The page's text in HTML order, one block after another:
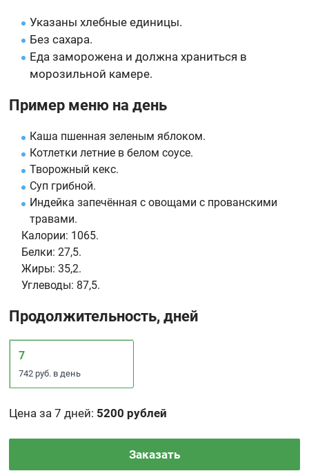
Указаны хлебные единицы.
Без сахара.
Еда заморожена и должна храниться в
морозильной камере.
Пример меню на день
Каша пшенная зеленым яблоком.
Котлетки летние в белом соусе.
Творожный кекс.
Суп грибной.
Индейка запечённая с овощами с прованскими
травами.
Калории: 1065.
Белки: 27,5.
Жиры: 35,2.
Углеводы: 87,5.
Продолжительность, дней
7
742 руб. в день
Цена за 7 дней: 5200 рублей
Заказать